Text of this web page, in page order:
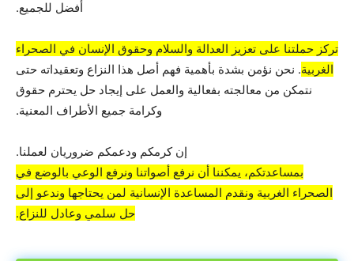
أفضل للجميع.
تركز حملتنا على تعزيز العدالة والسلام وحقوق الإنسان في الصحراء
الغربية. نحن نؤمن بشدة بأهمية فهم أصل هذا النزاع وتعقيداته حتى
نتمكن من معالجته بفعالية والعمل على إيجاد حل يحترم حقوق
وكرامة جميع الأطراف المعنية.
إن كرمكم ودعمكم ضروريان لعملنا.
بمساعدتكم، يمكننا أن نرفع أصواتنا ونرفع الوعي بالوضع في
الصحراء الغربية ونقدم المساعدة الإنسانية لمن يحتاجها وندعو إلى
حل سلمي وعادل للنزاع.